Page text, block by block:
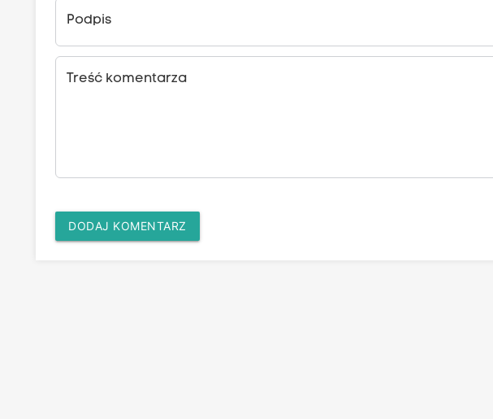
Podpis
Treść komentarza
DODAJ KOMENTARZ